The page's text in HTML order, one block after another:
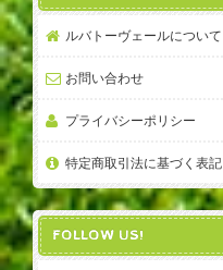
ルバトーヴェールについて
お問い合わせ
プライバシーポリシー
特定商取引法に基づく表記
FOLLOW US!